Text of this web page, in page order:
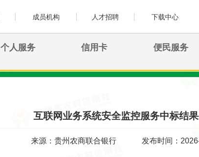
成员机构 人才招聘 下载中心
个人服务 信用卡 便民服务
互联网业务系统安全监控服务中标结
来源：贵州农商联合银行 发布时间：